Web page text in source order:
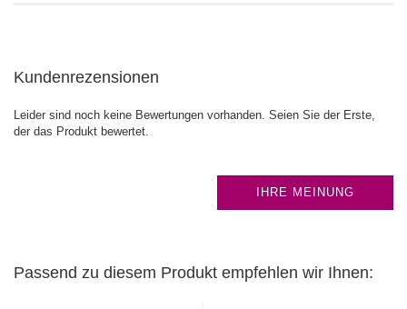
Kundenrezensionen
Leider sind noch keine Bewertungen vorhanden. Seien Sie der Erste,
der das Produkt bewertet.
IHRE MEINUNG
Passend zu diesem Produkt empfehlen wir Ihnen: